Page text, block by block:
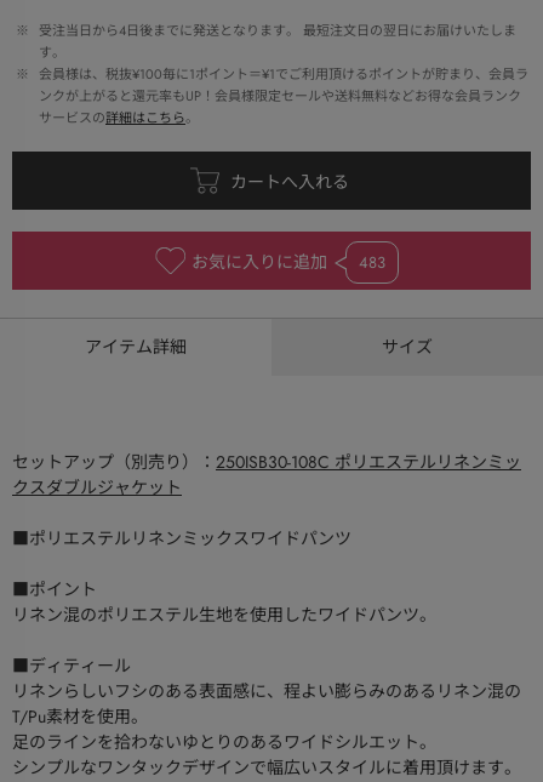
※
受注当日から4日後までに発送となります。 最短注文日の翌日にお届けいたしま
す。
※
会員様は、税抜¥100毎に1ポイント＝¥1でご利用頂けるポイントが貯まり、会員ラ
ンクが上がると還元率もUP！会員様限定セールや送料無料などお得な会員ランク
サービスの詳細はこちら。
お気に入りに追加 483
アイテム詳細 サイズ
セットアップ（別売り）： 250ISB30-108C ポリエステルリネンミッ
クスダブルジャケット
■ポリエステルリネンミックスワイドパンツ
■ポイント
リネン混のポリエステル生地を使用したワイドパンツ。
■ディティール
リネンらしいフシのある表面感に、程よい膨らみのあるリネン混の
T/Pu素材を使用。
足のラインを拾わないゆとりのあるワイドシルエット。
シンプルなワンタックデザインで幅広いスタイルに着用頂けます。